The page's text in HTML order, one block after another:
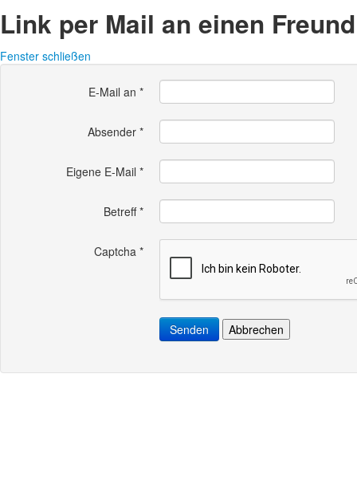
Link per Mail an einen
Fenster schließen
E-Mail an *
Absender *
Eigene E-Mail *
Betreff*
Captcha *
Senden Abbrechen